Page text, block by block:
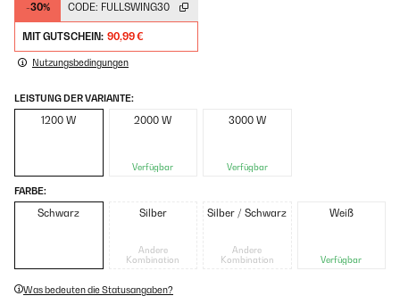
-30% CODE: FULLSWING30
MIT GUTSCHEIN: 90,99 €
Nutzungsbedingungen
LEISTUNG DER VARIANTE:
1200 W 2000 W
Verfügbar
3000 W
Verfügbar
FARBE:
Schwarz Silber
Andere
Kombination
Silber / Schwarz
Andere
Kombination
Weiß
Verfügbar
Was bedeuten die Statusangaben?